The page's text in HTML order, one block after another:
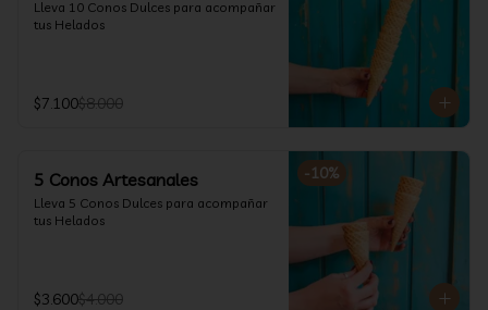
Lleva 10 Conos Dulces para acompañar
tus Helados
$7.100$8.000
-10%
5 Conos Artesanales
Lleva 5 Conos Dulces para acompañar
tus Helados
$3.600$4.000